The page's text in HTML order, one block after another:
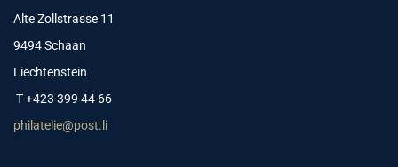
Alte Zollstrasse 11
9494 Schaan
Liechtenstein
T +423 399 44 66
philatelie@post.li